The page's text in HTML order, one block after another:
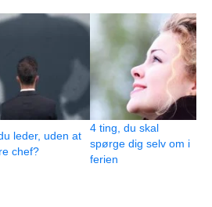
leder, uden at
chef?
4 ting, du skal
spørge dig selv om i
ferien